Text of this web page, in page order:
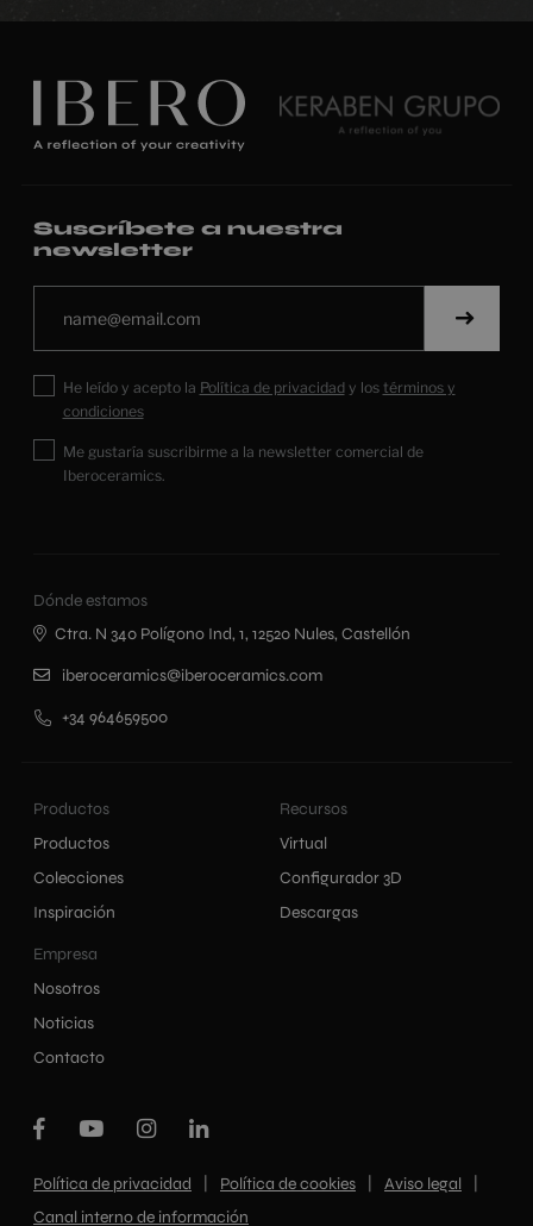
Suscríbete a nuestra
newsletter
He leído y acepto la Política de privacidady los términos y
condiciones
Me gustaría suscribirme a la newsletter comercial de
Iberoceramics.
Productos
Productos
Colecciones
Inspiración
Recursos
Virtual
Configurador 3D
Descargas
Empresa
Nosotros
Noticias
Contacto
Dónde estamos
Ctra. N 340 Polígono Ind, 1, 12520 Nules, Castellón
iberoceramics@iberoceramics.com
+34 964659500
Política de privacidad Política de cookies Aviso legal
Canal interno de información